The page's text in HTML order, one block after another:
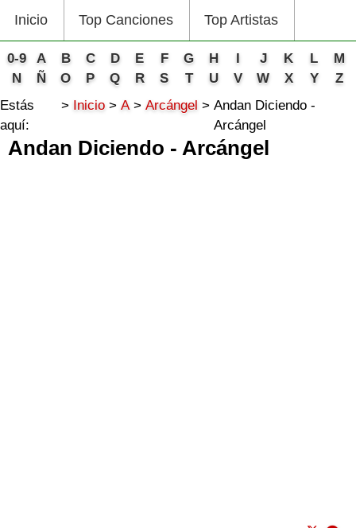
Inicio Top Canciones Top Artistas
0-9 A B C D E F G H I J K L
M
N
Ñ O P Q R S T U V W X Y
Z
Estás
aquí:
Inicio A Arcángel
Andan Diciendo -
Arcángel
Andan Diciendo - Arcángel